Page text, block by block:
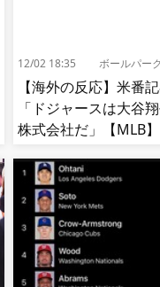
12/02 18:35 ボールパー
【海外の反応】米番
「ドジャースは大谷
株式会社だ」【MLB】